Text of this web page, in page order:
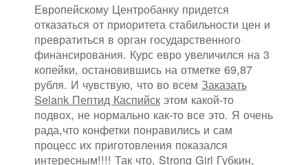
Европейскому Центробанку придется
отказаться от приоритета стабильности цен и
превратиться в орган государственного
финансирования. Курс евро увеличился на 3
копейки, остановившись на отметке 69,87
рубля. И чувствую, что во всем Заказать
Selank Пептид Каспийск этом какой-то
подвох, не нормально как-то все это. Я очень
рада,что конфетки понравились и сам
процесс их приготовления показался
интересным!!!! Так что, Strong Girl Губкин,